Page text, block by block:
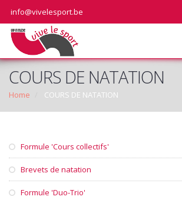
info@vivelesport.be
COURS DE NATATION
Home COURS DE NATATION
Formule 'Cours collectifs'
Brevets de natation
Formule 'Duo-Trio'